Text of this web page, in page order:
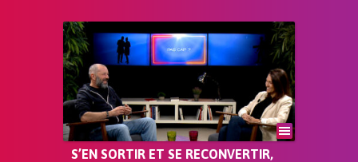
S’EN SORTIR ET SE RECONVERTIR,